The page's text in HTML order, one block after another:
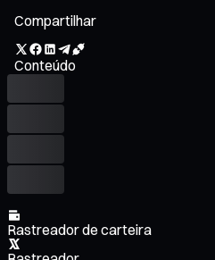
Compartilhar
Conteúdo
Rastreador de carteira